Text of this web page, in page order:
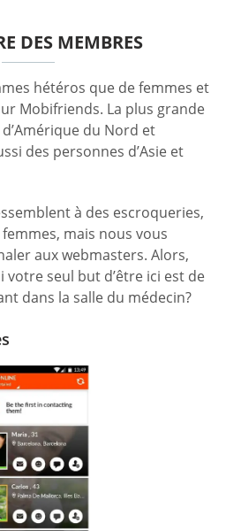
DES MEMBRES
hétéros que de femmes et
Mobifriends. La plus grande
du Nord et
des personnes d’Asie et
à des escroqueries,
mais nous vous
aux webmasters. Alors,
votre seul but d’être ici est de
dans la salle du médecin?